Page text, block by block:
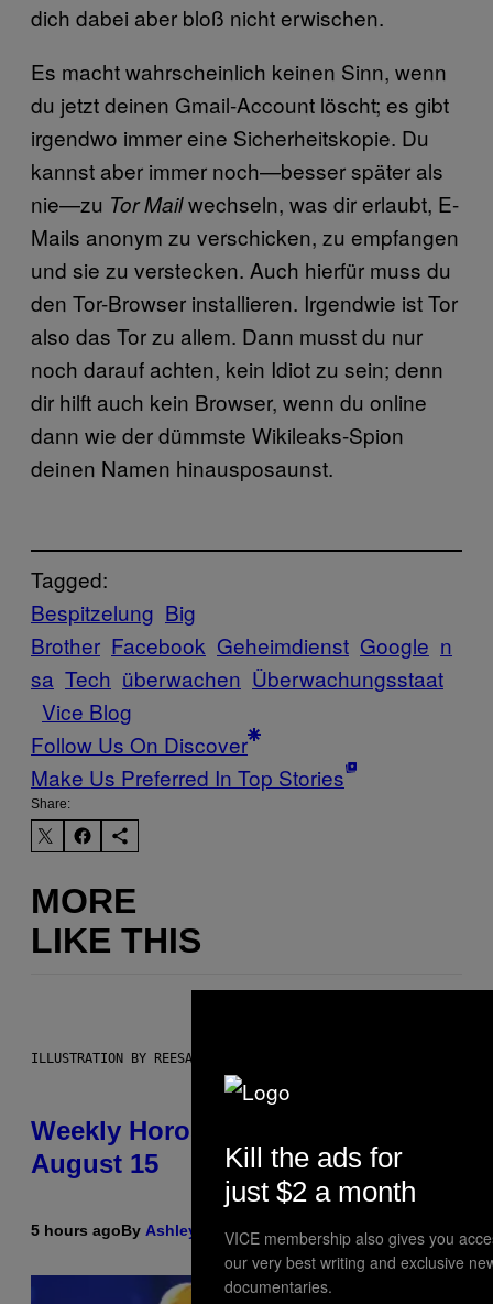
dich dabei aber bloß nicht erwischen.
Es macht wahrscheinlich keinen Sinn, wenn
du jetzt deinen Gmail-Account löscht; es gibt
irgendwo immer eine Sicherheitskopie. Du
kannst aber immer noch—besser später als
nie—zu Tor Mailwechseln, was dir erlaubt, E-
Mails anonym zu verschicken, zu empfangen
und sie zu verstecken. Auch hierfür muss du
den Tor-Browser installieren. Irgendwie ist Tor
also das Tor zu allem. Dann musst du nur
noch darauf achten, kein Idiot zu sein; denn
dir hilft auch kein Browser, wenn du online
dann wie der dümmste Wikileaks-Spion
deinen Namen hinausposaunst.
Tagged:
Bespitzelung Big
Brother Facebook Geheimdienst Google n
sa Tech überwachen Überwachungsstaat
Vice Blog
Follow Us On Discover
Make Us Preferred In Top Stories
Share:
MORE
LIKE THIS
ILLUSTRATION BY REESA
Weekly Horoscope: August 9-
August 15
5 hours agoBy Ashley Fike
Kill the ads for
just $2 a month
VICE membership also gives you
our very best writing and exclusive
documentaries.